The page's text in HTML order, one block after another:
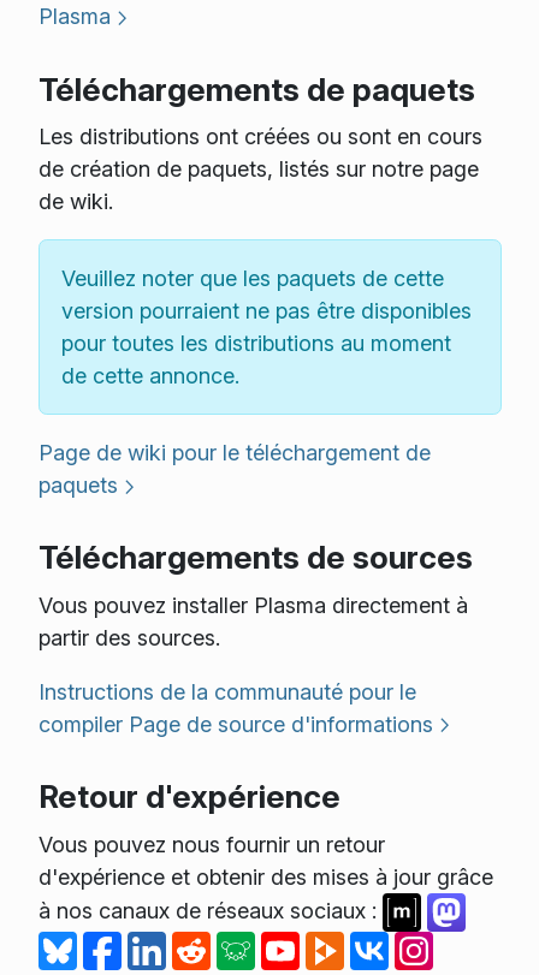
Plasma
Téléchargements de paquets
Les distributions ont créées ou sont en cours
de création de paquets, listés sur notre page
de wiki.
Veuillez noter que les paquets de cette
version pourraient ne pas être disponibles
pour toutes les distributions au moment
de cette annonce.
Page de wiki pour le téléchargement de
paquets
Téléchargements de sources
Vous pouvez installer Plasma directement à
partir des sources.
Instructions de la communauté pour le
compiler Page de source d'informations
Retour d'expérience
Vous pouvez nous fournir un retour
d'expérience et obtenir des mises à jour grâce
à nos canaux de réseaux sociaux :